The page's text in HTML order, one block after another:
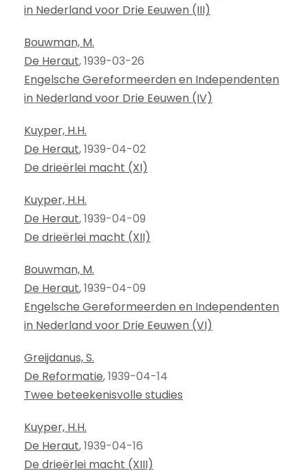
in Nederland voor Drie Eeuwen (III)
Bouwman, M.
De Heraut, 1939-03-26
Engelsche Gereformeerden en Independenten
in Nederland voor Drie Eeuwen (IV)
Kuyper, H.H.
De Heraut, 1939-04-02
De drieërlei macht (XI)
Kuyper, H.H.
De Heraut, 1939-04-09
De drieërlei macht (XII)
Bouwman, M.
De Heraut, 1939-04-09
Engelsche Gereformeerden en Independenten
in Nederland voor Drie Eeuwen (VI)
Greijdanus, S.
De Reformatie, 1939-04-14
Twee beteekenisvolle studies
Kuyper, H.H.
De Heraut, 1939-04-16
De drieërlei macht (XIII)